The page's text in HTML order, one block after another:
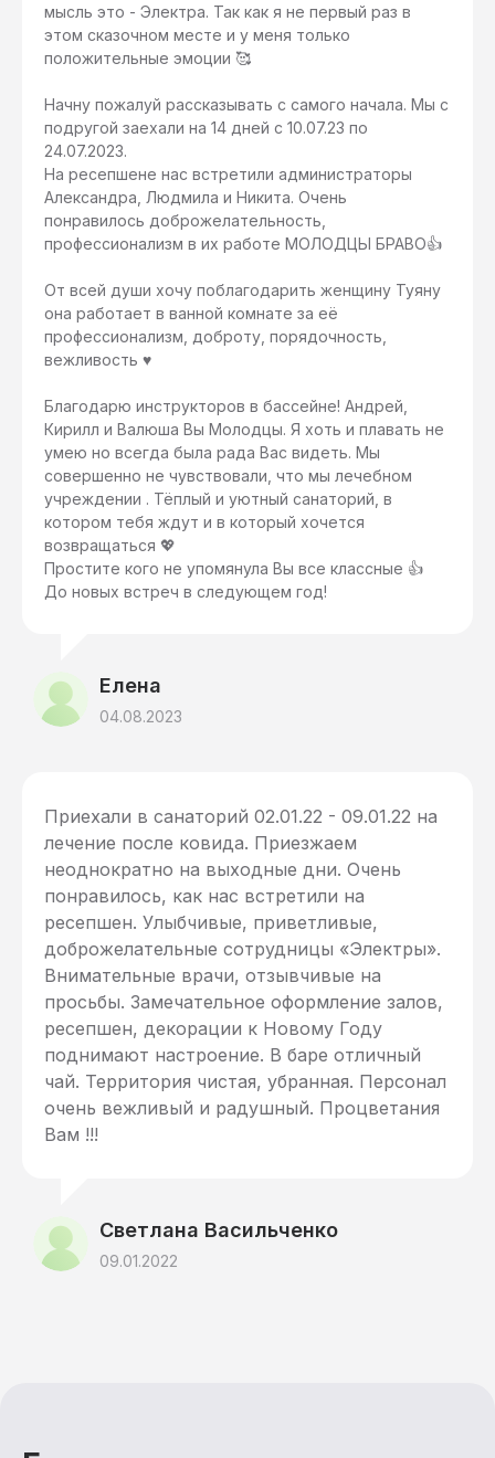
мысль это - Электра. Так как я не первый раз в
этом сказочном месте и у меня только
положительные эмоции 🥰
Начну пожалуй рассказывать с самого начала. Мы с
подругой заехали на 14 дней с 10.07.23 по
24.07.2023.
На ресепшене нас встретили администраторы
Александра, Людмила и Никита. Очень
понравилось доброжелательность,
профессионализм в их работе МОЛОДЦЫ БРАВО👍
От всей души хочу поблагодарить женщину Туяну
она работает в ванной комнате за её
профессионализм, доброту, порядочность,
вежливость ♥️
Благодарю инструкторов в бассейне! Андрей,
Кирилл и Валюша Вы Молодцы. Я хоть и плавать не
умею но всегда была рада Вас видеть. Мы
совершенно не чувствовали, что мы лечебном
учреждении . Тёплый и уютный санаторий, в
котором тебя ждут и в который хочется
возвращаться 💖
Простите кого не упомянула Вы все классные 👍
До новых встреч в следующем год!
Елена
04.08.2023
Приехали в санаторий 02.01.22 - 09.01.22 на
лечение после ковида. Приезжаем
неоднократно на выходные дни. Очень
понравилось, как нас встретили на
ресепшен. Улыбчивые, приветливые,
доброжелательные сотрудницы «Электры».
Внимательные врачи, отзывчивые на
просьбы. Замечательное оформление залов,
ресепшен, декорации к Новому Году
поднимают настроение. В баре отличный
чай. Территория чистая, убранная. Персонал
очень вежливый и радушный. Процветания
Вам !!!
Светлана Васильченко
09.01.2022